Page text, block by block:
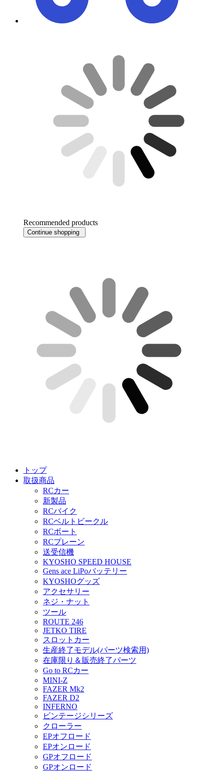
Recommended products
Continue shopping
トップ
取扱商品
RCカー
新製品
RCバイク
RCベルトビークル
RCボート
RCプレーン
送受信機
KYOSHO SPEED HOUSE
Gens ace LiPoバッテリー
KYOSHOグッズ
アクセサリー
ネジ・ナット
ツール
ROUTE 246
JETKO TIRE
スロットカー
生産終了モデル(パーツ検索用)
在庫限り＆販売終了パーツ
Go to RCカー
MINI-Z
FAZER Mk2
FAZER D2
INFERNO
ビンテージシリーズ
クローラー
EPオフロード
EPオンロード
GPオフロード
GPオンロード